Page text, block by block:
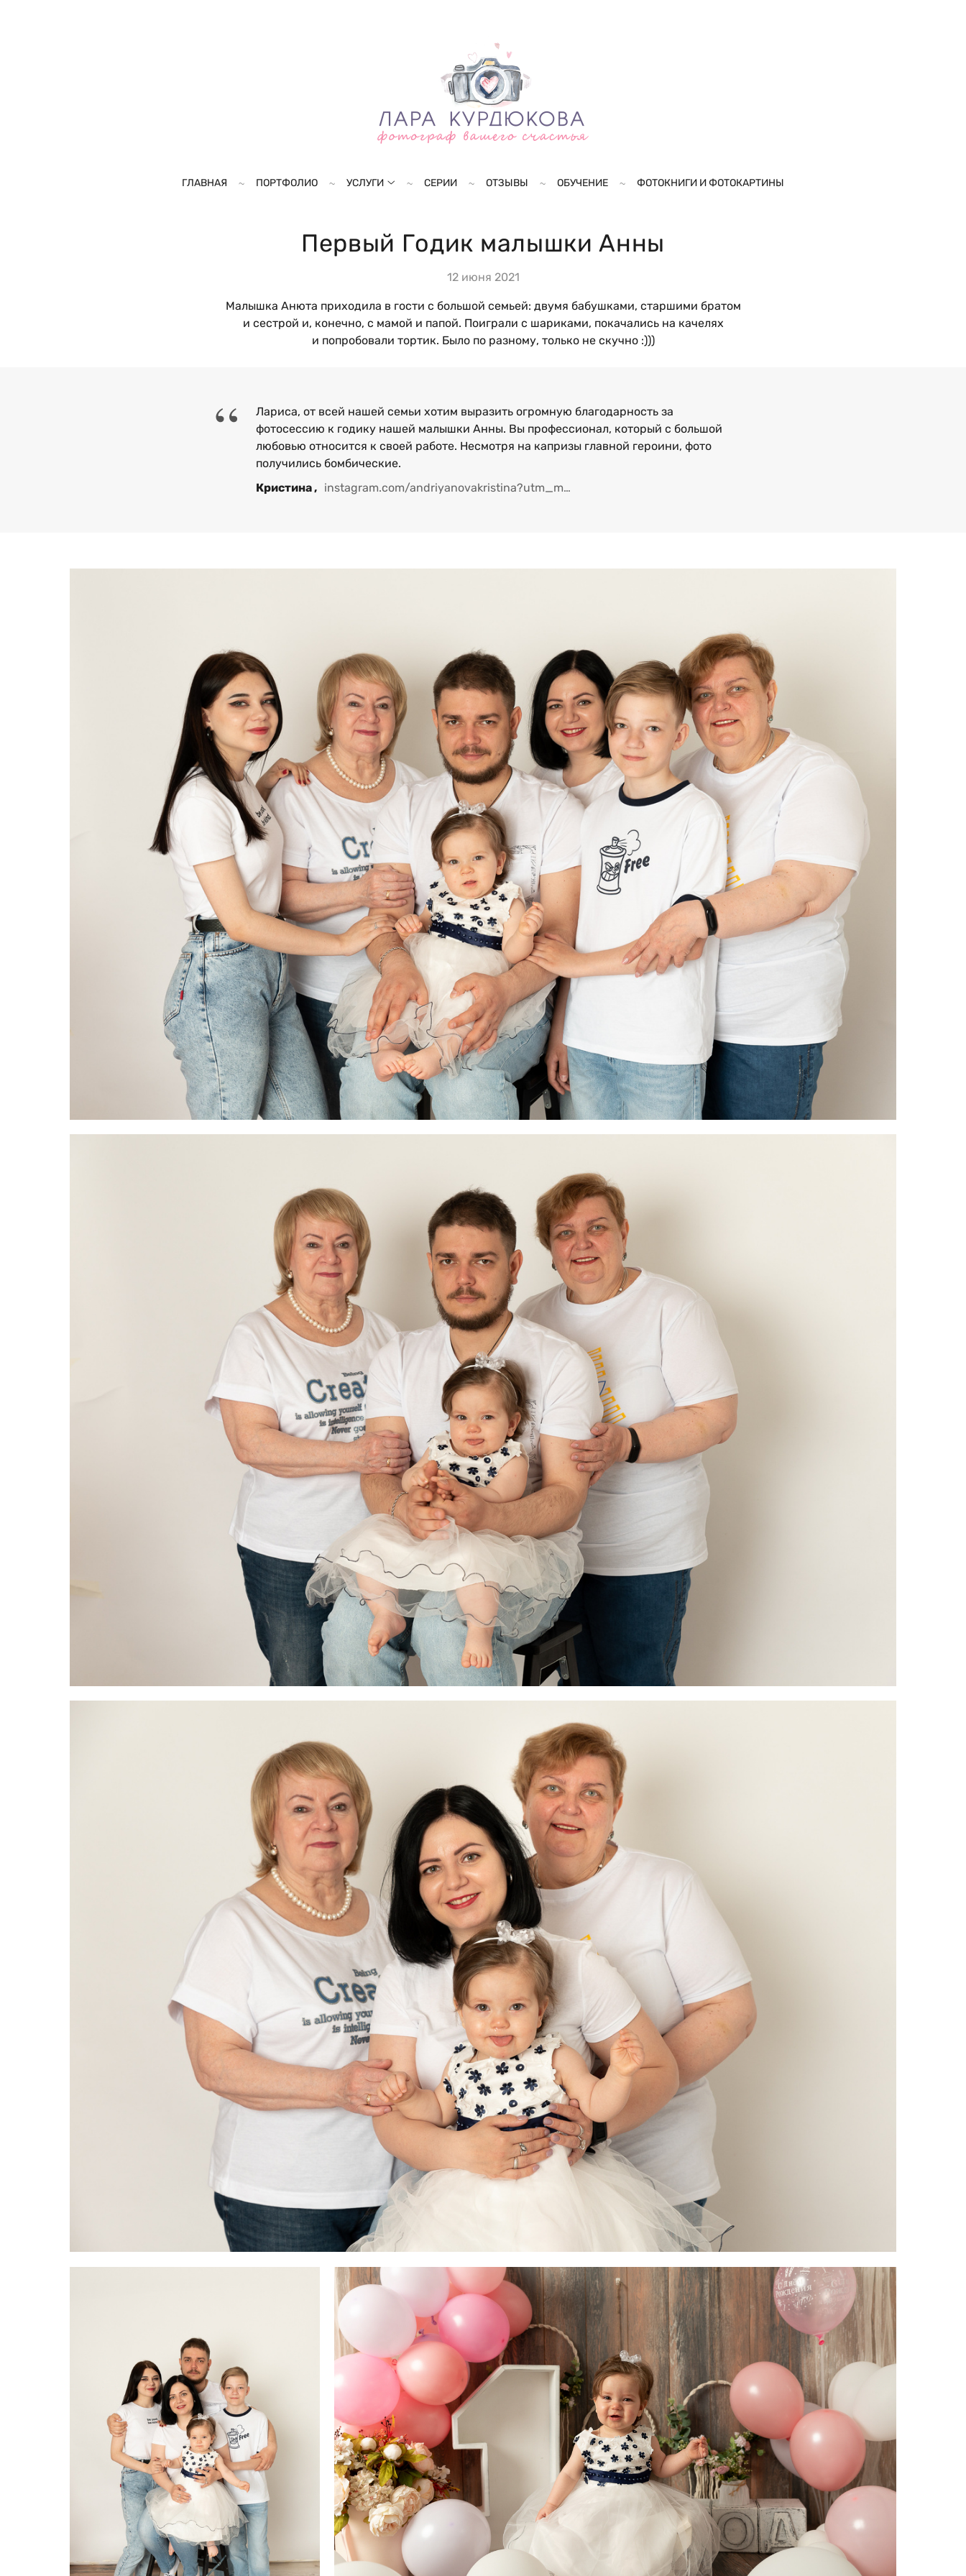
ГЛАВНАЯ ПОРТФОЛИО УСЛУГИ СЕРИИ ОТЗЫВЫ ОБУЧЕНИЕ ФОТОКНИГИ И ФОТОКАРТИНЫ
Первый Годик малышки Анны
12 июня 2021
Малышка Анюта приходила в гости с большой семьей: двумя бабушками, старшими братом
и сестрой и, конечно, с мамой и папой. Поиграли с шариками, покачались на качелях
и попробовали тортик. Было по разному, только не скучно :)))
“
Лариса, от всей нашей семьи хотим выразить огромную благодарность за
фотосессию к годику нашей малышки Анны. Вы профессионал, который с большой
любовью относится к своей работе. Несмотря на капризы главной героини, фото
получились бомбические.
Кристина ,
instagram.com/andriyanovakristina?utm_medium=copy_link